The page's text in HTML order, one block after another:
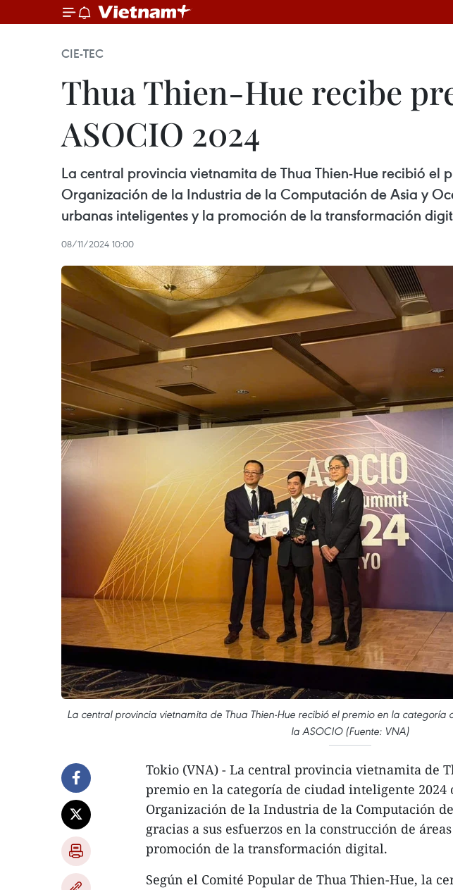
CIE-TEC
Thua Thien-Hue recibe
ASOCIO 2024
La central provincia vietnamita de Thua Thien-Hue recibió
Organización de la Industria de la Computación de Asia y
urbanas inteligentes y la promoción de la transformación
08/11/2024 10:00
La central provincia vietnamita de Thua Thien-Hue recibió el premio en la
la ASOCIO (Fuente: VNA)
Tokio (VNA) - La central provincia vietnamita de
premio en la categoría de ciudad inteligente 2024
Organización de la Industria de la Computación
gracias a sus esfuerzos en la construcción de
promoción de la transformación digital.
Según el Comité Popular de Thua Thien-Hue, la